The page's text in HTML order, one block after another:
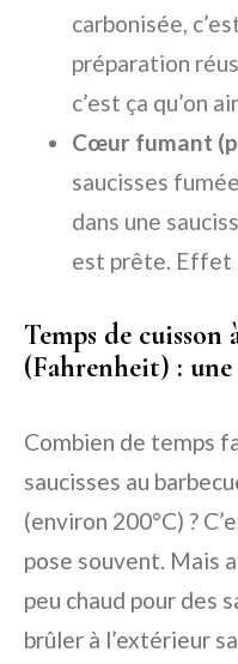
carbonisée,
préparation
c’est ça qu’on
Cœur fumant
saucisses
dans une
est prête. Effet
Temps de cuisson
(Fahrenheit) :
Combien de temps
saucisses au
(environ 200°C) ?
pose souvent. Mais
peu chaud pour des
brûler à l’extérieur